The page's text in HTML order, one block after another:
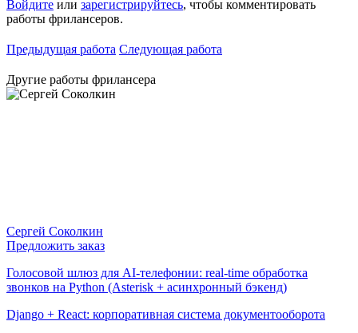
Войдите или зарегистрируйтесь, чтобы комментировать
работы фрилансеров.
Предыдущая работа Следующая работа
Другие работы фрилансера
Сергей Соколкин
Предложить заказ
Голосовой шлюз для AI-телефонии: real-time обработка
звонков на Python (Asterisk + асинхронный бэкенд)
Django + React: корпоративная система документооборота